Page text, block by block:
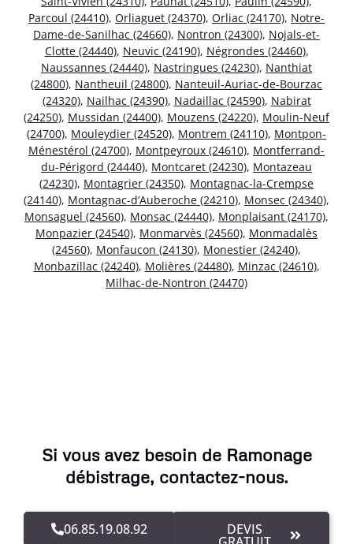
Parcoul (24410), Orliaguet (24370), Orliac (24170), Notre-
Dame-de-Sanilhac (24660), Nontron (24300), Nojals-et-
Clotte (24440), Neuvic (24190), Négrondes (24460),
Naussannes (24440), Nastringues (24230), Nanthiat
(24800), Nantheuil (24800), Nanteuil-Auriac-de-Bourzac
(24320), Nailhac (24390), Nadaillac (24590), Nabirat
(24250), Mussidan (24400), Mouzens (24220), Moulin-Neuf
(24700), Mouleydier (24520), Montrem (24110), Montpon-
Ménestérol (24700), Montpeyroux (24610), Montferrand-
du-Périgord (24440), Montcaret (24230), Montazeau
(24230), Montagrier (24350), Montagnac-la-Crempse
(24140), Montagnac-d’Auberoche (24210), Monsec (24340),
Monsaguel (24560), Monsac (24440), Monplaisant (24170),
Monpazier (24540), Monmarvès (24560), Monmadalès
(24560), Monfaucon (24130), Monestier (24240),
Monbazillac (24240), Molières (24480), Minzac (24610),
Milhac-de-Nontron (24470)
Si vous avez besoin de Ramonage
débistrage, contactez-nous.
06.85.19.08.92 DEVIS